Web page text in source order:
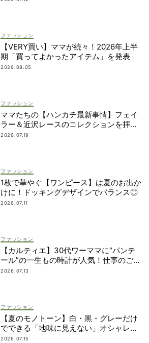
ファッション
【VERY買い】ママが続々！2026年上半
期「買ってよかったアイテム」を発表
2026.08.05
ファッション
ママたちの【ハンカチ最新事情】フェイ
ラー＆近沢レースのコレクションを拝
見！
2026.07.19
ファッション
1枚で華やぐ【ワンピース】は夏のお出か
けに！ドッキングデザインでバランス◎
2026.07.11
ファッション
【カルティエ】30代ワーママに“パンテ
ール”の一生もの時計が人気！仕事のご褒
美＆節目買いに
2026.07.13
ファッション
【夏のモノトーン】白・黒・グレーだけ
でできる「地味に見えない」オシャレ４
選
2026.07.15